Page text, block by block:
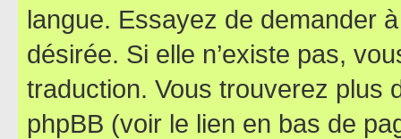
langue. Essayez de demander
désirée. Si elle n’existe pas,
traduction. Vous trouverez plus
phpBB (voir le lien en bas de